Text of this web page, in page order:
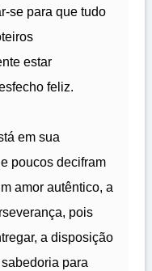
se para que tudo
estar
feliz.
em sua
poucos decifram
amor autêntico, a
pois
a disposição
para